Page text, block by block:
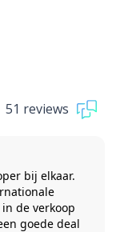
51 reviews
bij elkaar.
de verkoop
goede deal